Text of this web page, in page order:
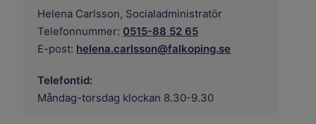
Helena Carlsson, Socialadministratör
Telefonnummer: 0515-88 52 65
E-post: helena.carlsson@falkoping.se
Telefontid:
Måndag-torsdag klockan 8.30-9.30